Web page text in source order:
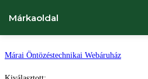
Ugrás
Márai Öntözéstechnikai Webáruház
Márkaoldal